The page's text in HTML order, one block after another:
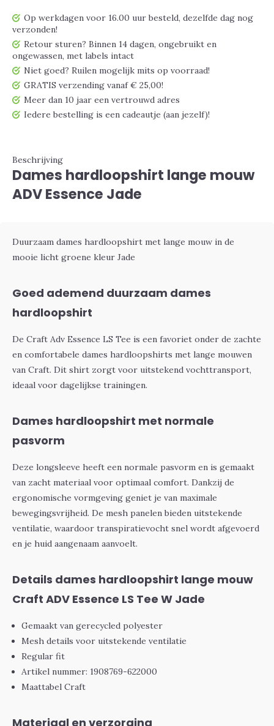
Op werkdagen voor 16.00 uur besteld, dezelfde dag nog
verzonden!
Retour sturen? Binnen 14 dagen, ongebruikt en
ongewassen, met labels intact
Niet goed? Ruilen mogelijk mits op voorraad!
GRATIS verzending vanaf € 25,00!
Meer dan 10 jaar een vertrouwd adres
Iedere bestelling is een cadeautje (aan jezelf)!
Beschrijving
Dames hardloopshirt lange mouw
ADV Essence Jade
Duurzaam dames hardloopshirt met lange mouw in de
mooie licht groene kleur Jade
Goed ademend duurzaam dames
hardloopshirt
De Craft Adv Essence LS Tee is een favoriet onder de zachte
en comfortabele dames hardloopshirts met lange mouwen
van Craft. Dit shirt zorgt voor uitstekend vochttransport,
ideaal voor dagelijkse trainingen.
Dames hardloopshirt met normale
pasvorm
Deze longsleeve heeft een normale pasvorm en is gemaakt
van zacht materiaal voor optimaal comfort. Dankzij de
ergonomische vormgeving geniet je van maximale
bewegingsvrijheid. De mesh panelen bieden uitstekende
ventilatie, waardoor transpiratievocht snel wordt afgevoerd
en je huid aangenaam aanvoelt.
Details dames hardloopshirt lange mouw
Craft ADV Essence LS Tee W Jade
Gemaakt van gerecycled polyester
Mesh details voor uitstekende ventilatie
Regular fit
Artikel nummer: 1908769-622000
Maattabel Craft
Materiaal en verzorging